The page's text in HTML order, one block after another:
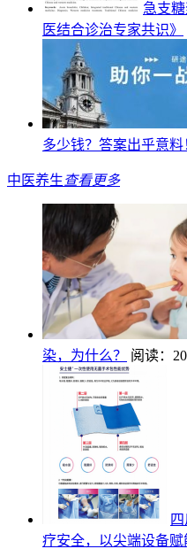
急支
医结合诊治专家共识》
多少钱？答案出乎意料
中医养生查看更多
染，为什么？
阅读：
疗安全，以尖端设备